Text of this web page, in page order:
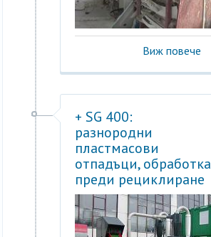
Виж повече
+ SG 400:
разнородни
пластмасови
отпадъци, обработка
преди рециклиране